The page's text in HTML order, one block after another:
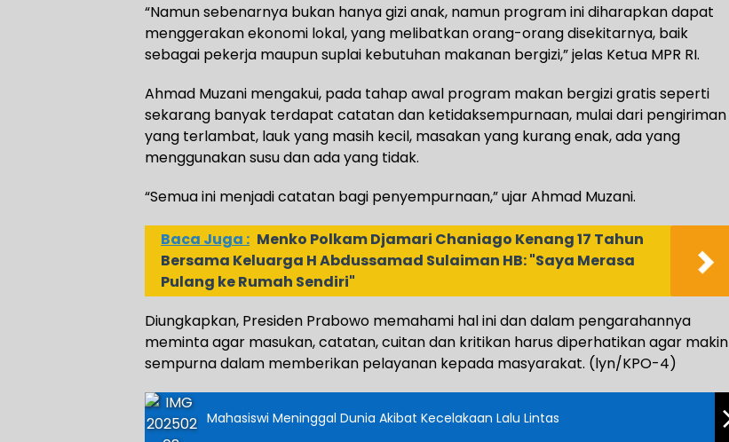
“Namun sebenarnya bukan hanya gizi anak, namun program ini diharapkan dapat
menggerakan ekonomi lokal, yang melibatkan orang-orang disekitarnya, baik
sebagai pekerja maupun suplai kebutuhan makanan bergizi,” jelas Ketua MPR RI.
Ahmad Muzani mengakui, pada tahap awal program makan bergizi gratis seperti
sekarang banyak terdapat catatan dan ketidaksempurnaan, mulai dari pengiriman
yang terlambat, lauk yang masih kecil, masakan yang kurang enak, ada yang
menggunakan susu dan ada yang tidak.
“Semua ini menjadi catatan bagi penyempurnaan,” ujar Ahmad Muzani.
Baca Juga : Menko Polkam Djamari Chaniago Kenang 17 Tahun
Bersama Keluarga H Abdussamad Sulaiman HB: "Saya Merasa
Pulang ke Rumah Sendiri"
Diungkapkan, Presiden Prabowo memahami hal ini dan dalam pengarahannya
meminta agar masukan, catatan, cuitan dan kritikan harus diperhatikan agar makin
sempurna dalam memberikan pelayanan kepada masyarakat. (lyn/KPO-4)
Mahasiswi Meninggal Dunia Akibat Kecelakaan Lalu Lintas